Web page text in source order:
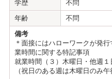
学歴
不問
年齢
不問
備考
＊面接にはハローワークが発
業時間に関する特記事項
就業時間（３）木曜日・他週１
（祝日のある週は木曜日のみ午